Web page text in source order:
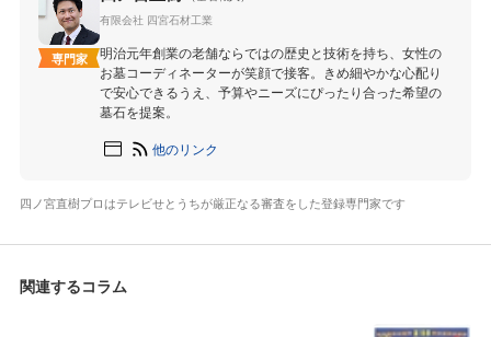
専門家
有限会社 四宮石材工業
明治元年創業の老舗ならではの歴史と技術を持ち、女性の
お墓コーディネーターが笑顔で接客。きめ細やかな心配り
で安心できるうえ、予算やニーズにぴったり合った希望の
墓石を提案。
他のリンク
四ノ宮直樹プロはテレビせとうちが厳正なる審査をした登録専門家です
関連するコラム